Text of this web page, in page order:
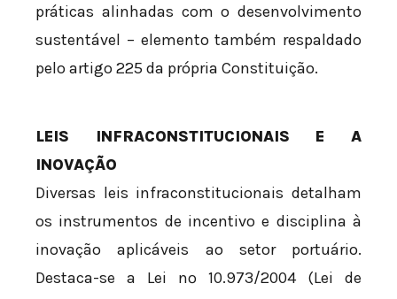
práticas alinhadas com o desenvolvimento
sustentável – elemento também respaldado
pelo artigo 225 da própria Constituição.
LEIS INFRACONSTITUCIONAIS E A
INOVAÇÃO
Diversas leis infraconstitucionais detalham
os instrumentos de incentivo e disciplina à
inovação aplicáveis ao setor portuário.
Destaca-se a Lei nº 10.973/2004 (Lei de